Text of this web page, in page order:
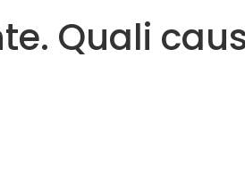
Quali